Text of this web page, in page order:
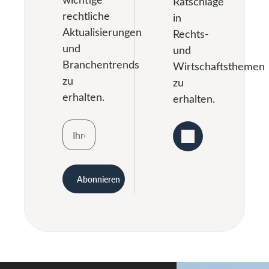
lautet: ja. […]
rechtliche
Aktualisierungen
und
Branchentrends
zu
erhalten.
Abonnieren
in
Rechts-
und
Wirtschaftsthemen
zu
erhalten.